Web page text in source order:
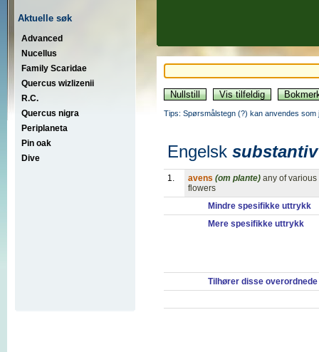
Aktuelle søk
Advanced
Nucellus
Family Scaridae
Quercus wizlizenii
R.C.
Quercus nigra
Periplaneta
Pin oak
Dive
Tips: Spørsmålstegn (?) kan anvendes
Engelsk substantiv
1. avens (om plante) any of
flowers
Mindre spesifikke uttrykk
Mere spesifikke uttrykk
Tilhører disse